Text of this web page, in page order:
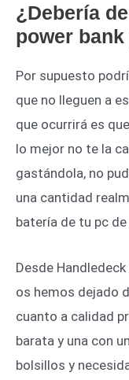
¿Debería
power
Por supuesto
que no lleguen a
que ocurrirá es
lo mejor no te la
gastándola, no
una cantidad
batería de tu pc
Desde
os hemos dejado
cuanto a calidad
barata y una con
bolsillos y